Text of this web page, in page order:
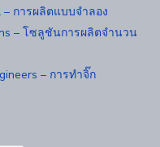
– การผลิตแบบจำลอง
– โซลูชันการผลิตจำนวน
– การทำจิ๊ก